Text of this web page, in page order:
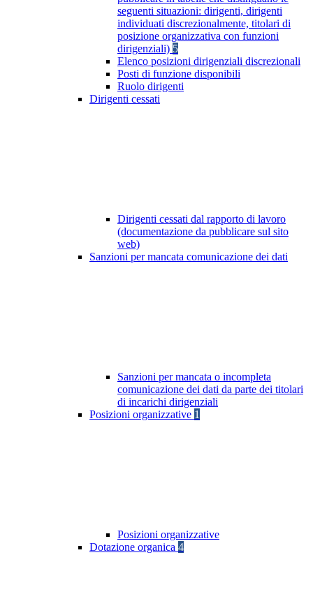
seguenti situazioni: dirigenti, dirigenti
individuati discrezionalmente, titolari di
posizione organizzativa con funzioni
dirigenziali) 5
Elenco posizioni dirigenziali discrezionali
Posti di funzione disponibili
Ruolo dirigenti
Dirigenti cessati
Dirigenti cessati dal rapporto di lavoro
(documentazione da pubblicare sul sito
web)
Sanzioni per mancata comunicazione dei dati
Sanzioni per mancata o incompleta
comunicazione dei dati da parte dei titolari
di incarichi dirigenziali
Posizioni organizzative 1
Posizioni organizzative
Dotazione organica 4